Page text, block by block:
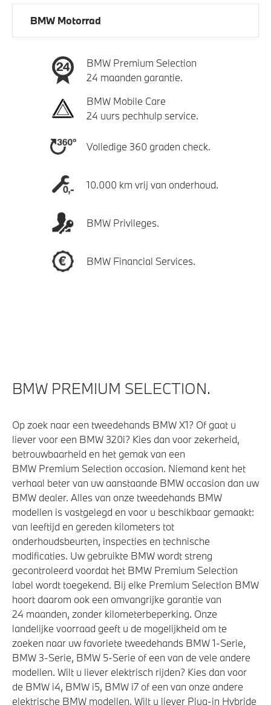
BMW Motorrad
BMW Premium Selection
24 maanden garantie.
BMW Mobile Care
24 uurs pechhulp service.
Volledige 360 graden check.
10.000 km vrij van onderhoud.
BMW Privileges.
BMW Financial Services.
BMW PREMIUM SELECTION.
Op zoek naar een tweedehands BMW X1? Of gaat u
liever voor een BMW 320i? Kies dan voor zekerheid,
betrouwbaarheid en het gemak van een
BMW Premium Selection occasion. Niemand kent het
verhaal beter van uw aanstaande BMW occasion dan uw
BMW dealer. Alles van onze tweedehands BMW
modellen is vastgelegd en voor u beschikbaar gemaakt:
van leeftijd en gereden kilometers tot
onderhoudsbeurten, inspecties en technische
modificaties. Uw gebruikte BMW wordt streng
gecontroleerd voordat het BMW Premium Selection
label wordt toegekend. Bij elke Premium Selection BMW
hoort daarom ook een omvangrijke garantie van
24 maanden, zonder kilometerbeperking. Onze
landelijke voorraad geeft u de mogelijkheid om te
zoeken naar uw favoriete tweedehands BMW 1-Serie,
BMW 3-Serie, BMW 5-Serie of een van de vele andere
modellen. Wilt u liever elektrisch rijden? Kies dan voor
de BMW i4, BMW i5, BMW i7 of een van onze andere
elektrische BMW modellen. Wilt u liever Plug-in Hybride